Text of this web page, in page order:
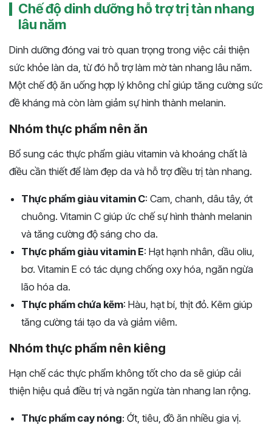
Chế độ dinh dưỡng hỗ trợ trị tàn nhang
lâu năm
Dinh dưỡng đóng vai trò quan trọng trong việc cải thiện
sức khỏe làn da, từ đó hỗ trợ làm mờ tàn nhang lâu năm.
Một chế độ ăn uống hợp lý không chỉ giúp tăng cường sức
đề kháng mà còn làm giảm sự hình thành melanin.
Nhóm thực phẩm nên ăn
Bổ sung các thực phẩm giàu vitamin và khoáng chất là
điều cần thiết để làm đẹp da và hỗ trợ điều trị tàn nhang.
Thực phẩm giàu vitamin C: Cam, chanh, dâu tây, ớt
chuông. Vitamin C giúp ức chế sự hình thành melanin
và tăng cường độ sáng cho da.
Thực phẩm giàu vitamin E: Hạt hạnh nhân, dầu oliu,
bơ. Vitamin E có tác dụng chống oxy hóa, ngăn ngừa
lão hóa da.
Thực phẩm chứa kẽm: Hàu, hạt bí, thịt đỏ. Kẽm giúp
tăng cường tái tạo da và giảm viêm.
Nhóm thực phẩm nên kiêng
Hạn chế các thực phẩm không tốt cho da sẽ giúp cải
thiện hiệu quả điều trị và ngăn ngừa tàn nhang lan rộng.
Thực phẩm cay nóng: Ớt, tiêu, đồ ăn nhiều gia vị.